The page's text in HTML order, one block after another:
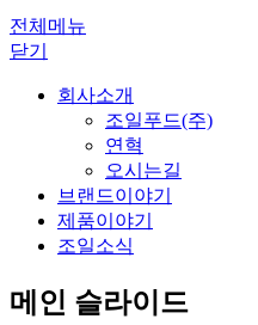
전체메뉴
닫기
회사소개
조일푸드(주)
연혁
오시는길
브랜드이야기
제품이야기
조일소식
메인 슬라이드